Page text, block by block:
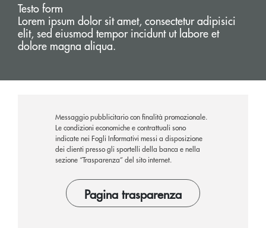
Testo form
Lorem ipsum dolor sit amet, consectetur adipisici
elit, sed eiusmod tempor incidunt ut labore et
dolore magna aliqua.
Messaggio pubblicitario con finalità promozionale.
Le condizioni economiche e contrattuali sono
indicate nei Fogli Informativi messi a disposizione
dei clienti presso gli sportelli della banca e nella
sezione “Trasparenza” del sito internet.
Pagina trasparenza